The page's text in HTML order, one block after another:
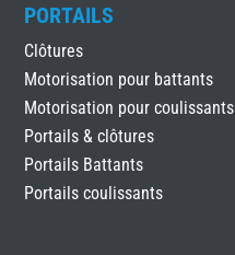
PORTAILS
Clôtures
Motorisation pour battants
Motorisation pour coulissants
Portails & clôtures
Portails Battants
Portails coulissants